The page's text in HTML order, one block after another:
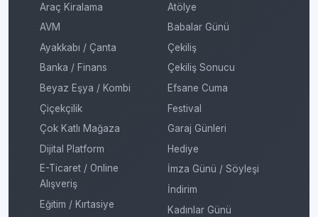
Araç Kiralama
AVM
Ayakkabı / Çanta
Banka / Finans
Beyaz Eşya / Kombi
Çiçekçilik
Çok Katlı Mağaza
Dijital Platform
E-Ticaret / Online
Alışveriş
Eğitim / Kırtasiye
Atölye
Babalar Günü
Çekiliş
Çekiliş Sonucu
Efsane Cuma
Festival
Garaj Günleri
Hediye
İmza Günü / Söyleşi
İndirim
Kadınlar Günü